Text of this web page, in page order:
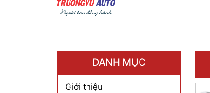
DANH MỤC
Giới thiệu